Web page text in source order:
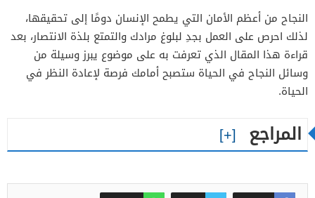
النجاح من أعظم الأمان التي يطمح الإنسان دومًا إلى تحقيقها،
لذلك احرص على العمل بجدِ لبلوغ مرادك والتمتع بلذة الانتصار، بعد
قراءة هذا المقال الذي تعرفت به على موضوع يبرز وسيلة من
وسائل النجاح في الحياة ستصبح أمامك فرصة لإعادة النظر في
الحياة.
المراجع